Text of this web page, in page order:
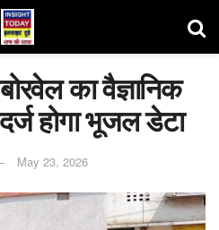
का वैज्ञानिक
होगा भूजल डेटा
May 23, 2026